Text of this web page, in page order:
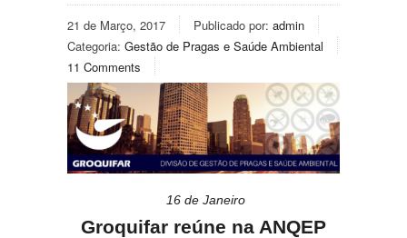
21 de Março, 2017 Publicado por: admin
Categoria: Gestão de Pragas e Saúde Ambiental
11 Comments
16 de Janeiro
Groquifar reúne na ANQEP